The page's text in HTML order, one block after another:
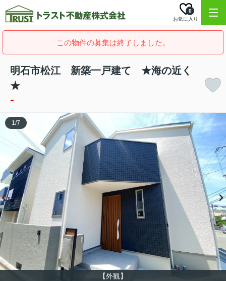
お気に入り
0
この物件の募集は終了しました。
明石市松江 新築一戸建て ★海の近く
★
-
【外観】
1/7